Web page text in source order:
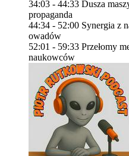
34:03 - 44:33 Dusza
propaganda
44:34 - 52:00 Synergia z
owadów
52:01 - 59:33 Przełomy
naukowców